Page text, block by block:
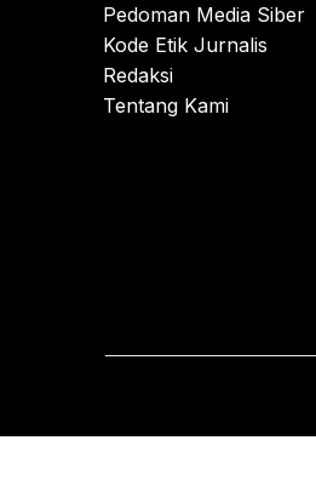
Pedoman Media Siber
Kode Etik Jurnalis
Redaksi
Tentang Kami